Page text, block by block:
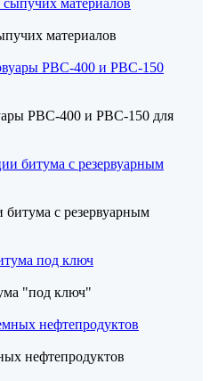
материалов
РВС-400 и РВС-150 для
с резервуарным
"под ключ"
нефтепродуктов